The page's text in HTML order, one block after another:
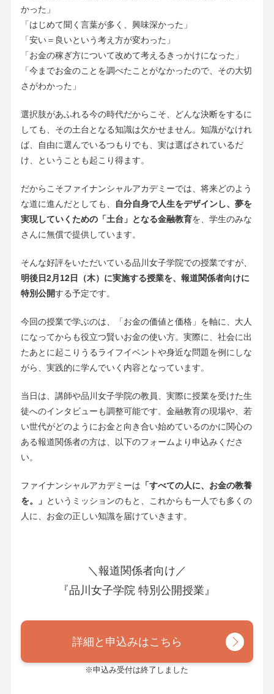
かった」
「はじめて聞く言葉が多く、興味深かった」
「安い＝良いという考え方が変わった」
「お金の稼ぎ方について改めて考えるきっかけになった」
「今までお金のことを調べたことがなかったので、その大切
さがわかった」
選択肢があふれる今の時代だからこそ、どんな決断をするに
しても、その土台となる知識は欠かせません。知識がなけれ
ば、自由に選んでいるつもりでも、実は選ばされているだ
け、ということも起こり得ます。
だからこそファイナンシャルアカデミーでは、将来どのよう
な道に進んだとしても、 自分自身で人生をデザインし、夢を
実現していくための「土台」となる金融教育を、学生のみな
さんに無償で提供しています。
そんな好評をいただいている品川女子学院での授業ですが、
明後日2月12日（木）に実施する授業を、報道関係者向けに
特別公開する予定です。
今回の授業で学ぶのは、「お金の価値と価格」を軸に、大人
になってからも役立つ賢いお金の使い方。実際に、社会に出
たあとに起こりうるライフイベントや身近な問題を例にしな
がら、実践的に学んでいく内容となっています。
当日は、講師や品川女子学院の教員、実際に授業を受けた生
徒へのインタビューも調整可能です。金融教育の現場や、若
い世代がどのようにお金と向き合い始めているのかに関心の
ある報道関係者の方は、以下のフォームより申込みくださ
い。
ファイナンシャルアカデミーは 「すべての人に、お金の教養
を。」 というミッションのもと、これからも一人でも多くの
人に、お金の正しい知識を届けていきます。
＼報道関係者向け／
『品川女子学院 特別公開授業』
詳細と申込みはこちら
※申込み受付は終了しました